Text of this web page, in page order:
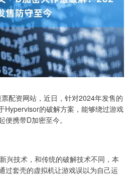
配资网站，近日，针对2024年发售的
Hypervisor的破解方案，能够绕过游戏
携带D加密至今。
兴技术，和传统的破解技术不同，本
过套壳的虚拟机让游戏误以为自己运